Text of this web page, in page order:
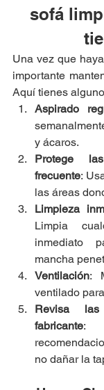
sofá
Una vez que
importante
Aquí tienes
Aspirado
y ácaros.
Protege
frecuente:
las áreas
Limpieza
Limpia
inmediato
mancha
Ventilación:
ventilado
Revisa las
fabricante:
no dañar la